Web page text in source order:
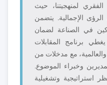
لمنهجيتنا، حيث
في الرؤى الإجمالية. يتضمن
في الصناعة لضمان
برنامج المقابلات
والعالمية، مع مدخلات من
وخبراء الموضوع.
استراتيجية وتشغيلية